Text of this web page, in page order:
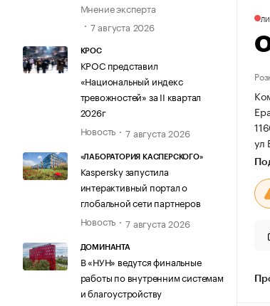
Мнение эксперта
7 августа 2026
КРОС
КРОС представил
«Национальный индекс
тревожностей» за II квартал
2026г
Новость
7 августа 2026
«ЛАБОРАТОРИЯ КАСПЕРСКОГО»
Kaspersky запустила
интерактивный портал о
глобальной сети партнеров
Новость
7 августа 2026
ДОМИНАНТА
В «НУН» ведутся финальные
работы по внутренним системам
и благоустройству
ул